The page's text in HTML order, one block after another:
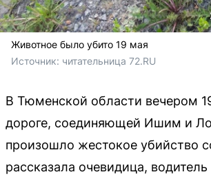
Животное было убито 19 мая
Источник: читательница 72.RU
В Тюменской области вечером
дороге, соединяющей Ишим и
произошло жестокое убийство
рассказала очевидица,